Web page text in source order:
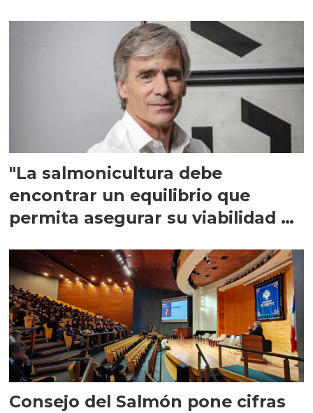
"La salmonicultura debe
encontrar un equilibrio que
permita asegurar su viabilidad de
Consejo del Salmón pone cifras